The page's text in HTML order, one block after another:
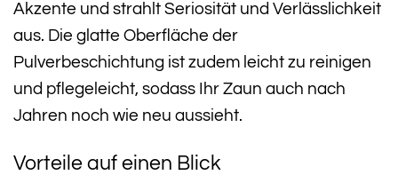
Akzente und strahlt Seriosität und Verlässlichkeit
aus. Die glatte Oberfläche der
Pulverbeschichtung ist zudem leicht zu reinigen
und pflegeleicht, sodass Ihr Zaun auch nach
Jahren noch wie neu aussieht.
Vorteile auf einen Blick